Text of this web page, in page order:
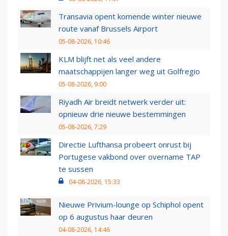
Transavia opent komende winter nieuwe
route vanaf Brussels Airport
05-08-2026, 10:46
KLM blijft net als veel andere
maatschappijen langer weg uit Golfregio
05-08-2026, 9:00
Riyadh Air breidt netwerk verder uit:
opnieuw drie nieuwe bestemmingen
05-08-2026, 7:29
Directie Lufthansa probeert onrust bij
Portugese vakbond over overname TAP
te sussen
04-08-2026, 15:33
Nieuwe Privium-lounge op Schiphol opent
op 6 augustus haar deuren
04-08-2026, 14:46